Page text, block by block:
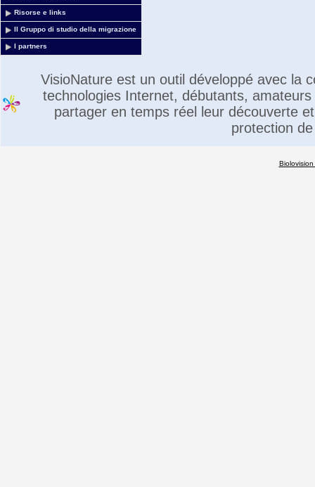
Risorse e links
Il Gruppo di studio della migrazione
I partners
VisioNature est un outil développé avec la
technologies Internet, débutants,
partager en temps réel leur découverte
protection
Biolovision